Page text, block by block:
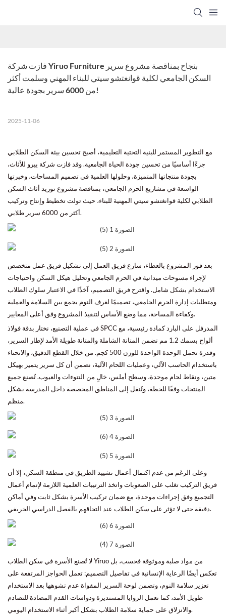
فازت شركة Yiruo Furniture بنجاح بمناقصة مشروع سرير
السكن الجامعي لكلية قوانغتشو سيتي للبناء المهني وسلمت أكثر
من 6000 سرير بجودة عالية!
2025-11-06
مع التطوير المستمر للبنية التحتية التعليمية، أصبح تحسين بيئة السكن الطلابي
جزءًا أساسيًا من تحسين جودة الحياة الجامعية. وقد فازت شركة ييرو للأثاث،
بجودة منتجاتها المتميزة، وحلولها العلمية في تصميم المساحات، وخبرتها
الواسعة في مشاريع الحرم الجامعي، بمناقصة مشروع توريد أثاث السكن
الطلابي لكلية قوانغتشو سيتي المهنية للبناء، حيث تولت تخطيط وإنتاج وتركيب
أكثر من 6000 سرير طلابي.
بعد فوز المشروع بالعطاء، سارع فريق العمل إلى تشكيل فريق عمل متخصص
لإجراء مسوحات ميدانية في الحرم الجامعي وتحليل هيكل السكن واحتياجات
الاستخدام بشكل شامل. واقترح فريق التصميم، آخذًا في الاعتبار سلوك الطلاب
ومتطلبات إدارة الحرم الجامعي، تصميمًا لغرف النوم يجمع بين السلامة والعملية
وكفاءة المساحة، مما وضع الأساس لتنفيذ المشروع وفق أعلى المعايير.
في عملية التصنيع، نختار بدقة فولاذ SPCC المدرفل على البارد كمادة رئيسية، مع
ألواح بسمك 1.2 مم تضمن المتانة الشاملة والمتانة طويلة الأمد لإطار السرير،
وقدرة تحمل الوحدة الواحدة للوزن 500 كجم. من خلال القطع الدقيق، والانحناء
باستخدام الحاسب الآلي، وعمليات اللحام الآلية، نضمن أن كل سرير يتميز بهيكل
متين، ونقاط لحام موحدة، وسطح أملس، خالٍ من النتوءات والعيوب. تُصنع جميع
المنتجات وفقًا للخطة، وتُنقل إلى المناطق المخصصة داخل المدرسة بشكل
منظم.
وعلى الرغم من عدم اكتمال أعمال تشييد الطريق في منطقة السكن، إلا أن
فريق التركيب تغلب على الصعوبات واتخذ الترتيبات العلمية اللازمة لإتمام أعمال
التجميع وفق إجراءات موحدة، مع ضمان تركيب الأسرة بشكل ثابت وفي أماكن
دقيقة حتى لا تؤثر على سكن الطلاب عند التحاقهم بالفصل الدراسي الخريفي.
لا تُصنع الأسرة في سكن الطلاب Yiruo من مواد صلبة وموثوقة فحسب، بل
تعكس أيضًا الرعاية الإنسانية في تفاصيل التصميم: تعمل الحواجز المرتفعة على
تعزيز سلامة النوم، وتضمن لوحة السرير المقواة عدم تشوهها بعد الاستخدام
طويل الأمد، كما تعمل الزوايا المستديرة ودواسات القدم المضادة للتصادم
والانزلاق على حماية سلامة الطلاب بشكل أكبر أثناء الاستخدام اليومي.